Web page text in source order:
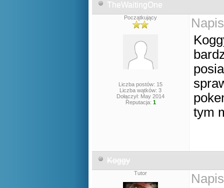
TheWaitingOne
Początkujący
Liczba postów: 15
Liczba wątków: 3
Dołączył: May 2014
Reputacja: 1
tym
Koggy
Tutor